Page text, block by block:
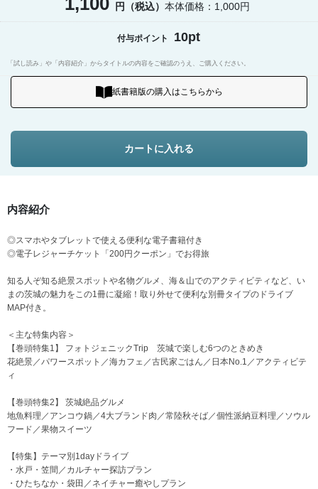
円（税込） 本体価格：1,000円
付与ポイント 10pt
「試し読み」や「内容紹介」からタイトルの内容をご確認のうえ、ご購入ください。
紙書籍版の購入はこちらから
カートに入れる
内容紹介
◎スマホやタブレットで使える便利な電子書籍付き
◎電子レジャーチケット「200円クーポン」でお得旅
知る人ぞ知る絶景スポットや名物グルメ、海＆山でのアクティビティなど、い
まの茨城の魅力をこの1冊に凝縮！取り外せて便利な別冊タイプのドライブ
MAP付き。
＜主な特集内容＞
【巻頭特集1】 フォトジェニックTrip 茨城で楽しむ6つのときめき
花絶景／パワースポット／海カフェ／古民家ごはん／日本No.1／アクティビテ
ィ
【巻頭特集2】 茨城絶品グルメ
地魚料理／アンコウ鍋／4大ブランド肉／常陸秋そば／個性派納豆料理／ソウル
フード／果物スイーツ
【特集】テーマ別1dayドライブ
・水戸・笠間／カルチャー探訪プラン
・ひたちなか・袋田／ネイチャー癒やしプラン